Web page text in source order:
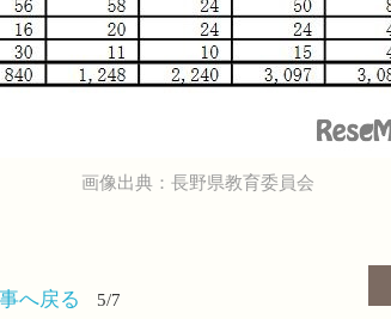
画像出典：長野県教育委員会
へ戻る 5/7